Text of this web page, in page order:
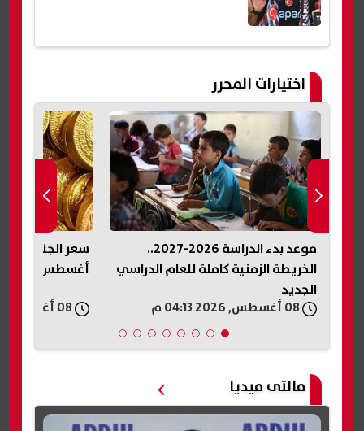
اختيارات المحرر
موعد بدء الدراسة 2026-2027..
الخريطة الزمنية كاملة للعام الدراسي
الجديد
أغسطس 2026.. آخر تحديث في مصر
مالتى ميديا